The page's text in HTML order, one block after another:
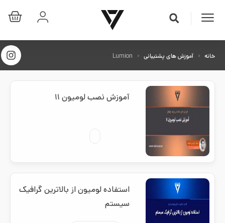
خانه آموزش های پشتیبانی
آموزش نصب لومیون ۱۱
استفاده لومیون از بالاترین گرافیک
سیستم